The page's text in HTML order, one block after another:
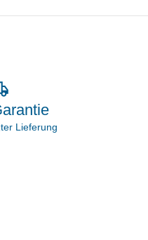
Lieferung